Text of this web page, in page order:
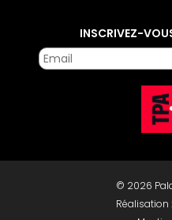
INSCRIVEZ-
© 2026
Réalisation :